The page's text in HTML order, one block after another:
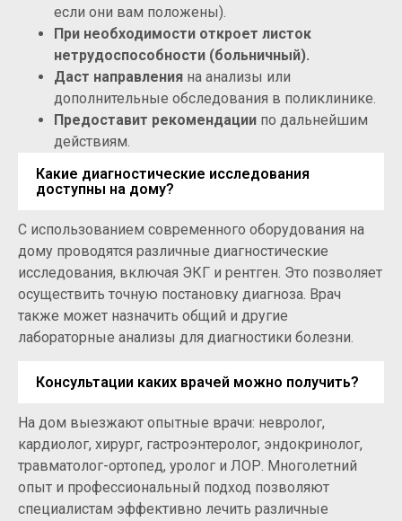
если они вам положены).
При необходимости откроет листок
нетрудоспособности (больничный).
Даст направления на анализы или
дополнительные обследования в поликлинике.
Предоставит рекомендации по дальнейшим
действиям.
Какие диагностические исследования
доступны на дому?
С использованием современного оборудования на
дому проводятся различные диагностические
исследования, включая ЭКГ и рентген. Это позволяет
осуществить точную постановку диагноза. Врач
также может назначить общий и другие
лабораторные анализы для диагностики болезни.
Консультации каких врачей можно получить?
На дом выезжают опытные врачи: невролог,
кардиолог, хирург, гастроэнтеролог, эндокринолог,
травматолог-ортопед, уролог и ЛОР. Многолетний
опыт и профессиональный подход позволяют
специалистам эффективно лечить различные